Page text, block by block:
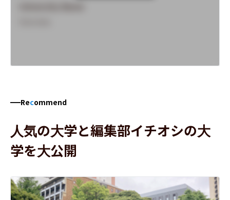
Recommend
人気の大学と編集部イチオシの大
学を大公開